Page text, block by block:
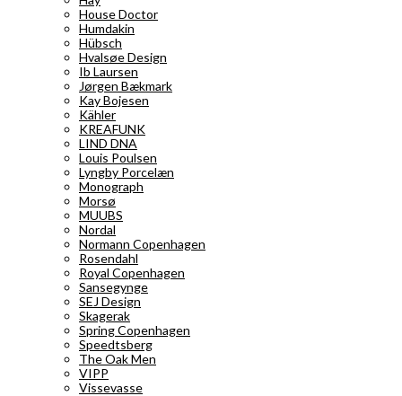
House Doctor
Humdakin
Hübsch
Hvalsøe Design
Ib Laursen
Jørgen Bækmark
Kay Bojesen
Kähler
KREAFUNK
LIND DNA
Louis Poulsen
Lyngby Porcelæn
Monograph
Morsø
MUUBS
Nordal
Normann Copenhagen
Rosendahl
Royal Copenhagen
Sansegynge
SEJ Design
Skagerak
Spring Copenhagen
Speedtsberg
The Oak Men
VIPP
Vissevasse